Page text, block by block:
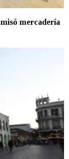
mercadería